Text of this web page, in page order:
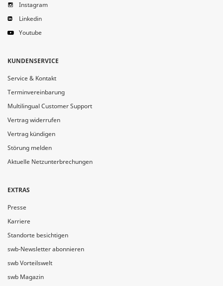
Instagram
Linkedin
Youtube
KUNDENSERVICE
Service & Kontakt
Terminvereinbarung
Multilingual Customer Support
Vertrag widerrufen
Vertrag kündigen
Störung melden
Aktuelle Netzunterbrechungen
EXTRAS
Presse
Karriere
Standorte besichtigen
swb-Newsletter abonnieren
swb Vorteilswelt
swb Magazin